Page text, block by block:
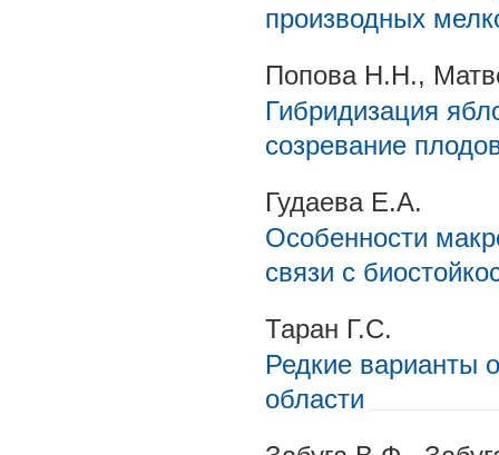
производных
Попова Н.Н.,
Гибридизация
созревание
Гудаева Е.А.
Особенности
связи с
Таран Г.С.
Редкие варианты
области